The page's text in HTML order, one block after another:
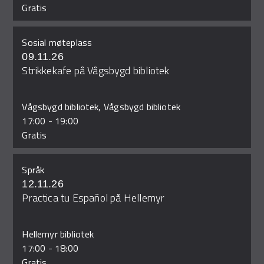
Gratis
Sosial møteplass
09.11.26
Strikkekafe på Vågsbygd bibliotek
Vågsbygd bibliotek, Vågsbygd bibliotek
17:00 - 19:00
Gratis
Språk
12.11.26
Practica tu Español på Hellemyr
Hellemyr bibliotek
17:00 - 18:00